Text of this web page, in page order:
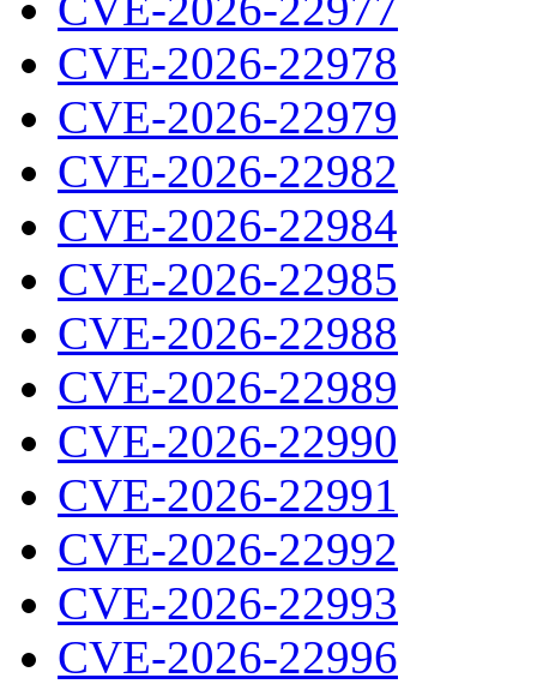
CVE-2026-22978
CVE-2026-22979
CVE-2026-22982
CVE-2026-22984
CVE-2026-22985
CVE-2026-22988
CVE-2026-22989
CVE-2026-22990
CVE-2026-22991
CVE-2026-22992
CVE-2026-22993
CVE-2026-22996